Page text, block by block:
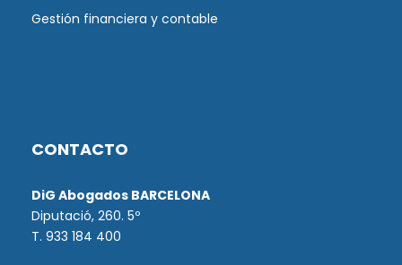
Gestión financiera y contable
CONTACTO
DiG Abogados BARCELONA
Diputació, 260. 5º
T. 933 184 400